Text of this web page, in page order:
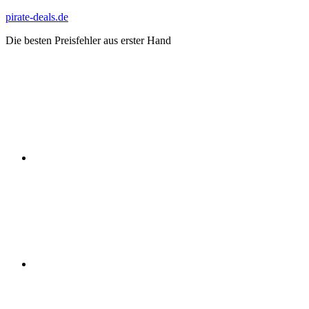
Zum
springen
pirate-deals.de
Die besten Preisfehler aus erster Hand